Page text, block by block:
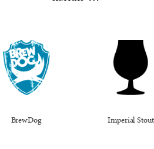
BrewDog Imperial Stout